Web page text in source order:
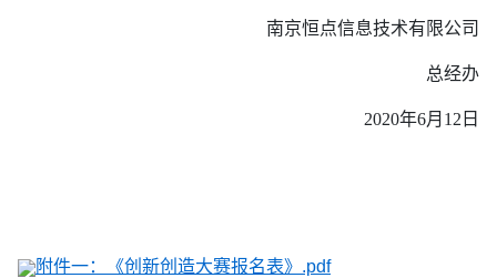
南京恒点信息技术有限公司
总经办
2020年6月12 日
附件一：《创新创造大赛报名表》.pdf